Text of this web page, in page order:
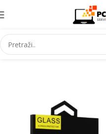
Početna Elektronika Mobiteli